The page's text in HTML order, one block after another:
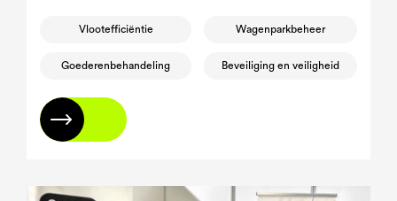
Vlootefficiëntie Wagenparkbeheer
Goederenbehandeling Beveiliging en veiligheid
Lees meer